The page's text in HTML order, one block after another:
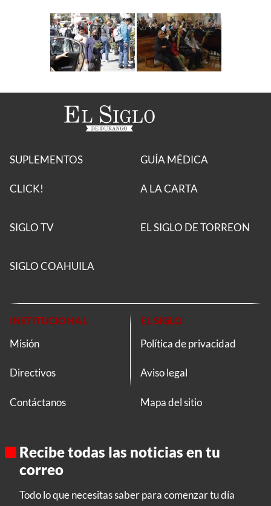
SUPLEMENTOS
CLICK!
GUÍA MÉDICA
A LA CARTA
SIGLO TV EL SIGLO DE TORREON
SIGLO COAHUILA
INSTITUCIONAL
Misión
Directivos
Contáctanos
EL SIGLO
Política de privacidad
Aviso legal
Mapa del sitio
Recibe todas las noticias en tu
correo
Todo lo que necesitas saber para comenzar tu día